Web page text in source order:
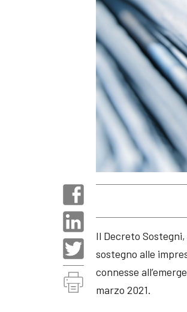
Il Decreto
sostegno alle
connesse
marzo 2021.